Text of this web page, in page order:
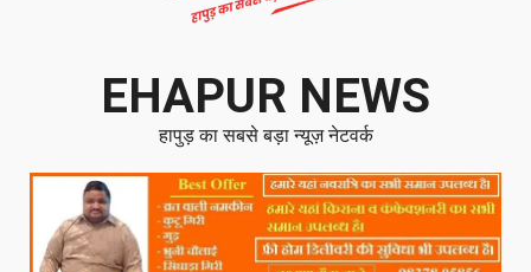
EHAPUR NEWS
हापुड़ का सबसे बड़ा न्यूज़ नेटवर्क